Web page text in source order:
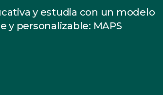
y estudia con un modelo
y personalizable: MAPS